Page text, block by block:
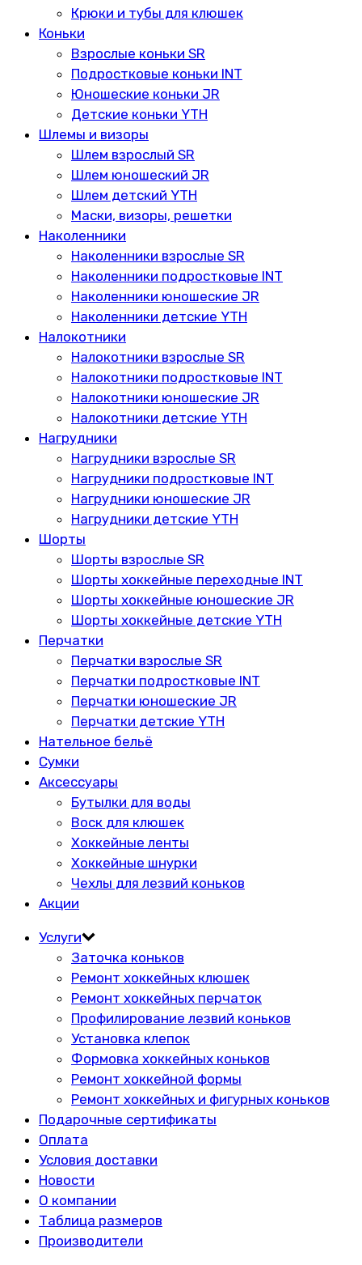
Крюки и тубы для клюшек
Коньки
Взрослые коньки SR
Подростковые коньки INT
Юношеские коньки JR
Детские коньки YTH
Шлемы и визоры
Шлем взрослый SR
Шлем юношеский JR
Шлем детский YTH
Маски, визоры, решетки
Наколенники
Наколенники взрослые SR
Наколенники подростковые INT
Наколенники юношеские JR
Наколенники детские YTH
Налокотники
Налокотники взрослые SR
Налокотники подростковые INT
Налокотники юношеские JR
Налокотники детские YTH
Нагрудники
Нагрудники взрослые SR
Нагрудники подростковые INT
Нагрудники юношеские JR
Нагрудники детские YTH
Шорты
Шорты взрослые SR
Шорты хоккейные переходные INT
Шорты хоккейные юношеские JR
Шорты хоккейные детские YTH
Перчатки
Перчатки взрослые SR
Перчатки подростковые INT
Перчатки юношеские JR
Перчатки детские YTH
Нательное бельё
Сумки
Аксессуары
Бутылки для воды
Воск для клюшек
Хоккейные ленты
Хоккейные шнурки
Чехлы для лезвий коньков
Акции
Услуги
Заточка коньков
Ремонт хоккейных клюшек
Ремонт хоккейных перчаток
Профилирование лезвий коньков
Установка клепок
Формовка хоккейных коньков
Ремонт хоккейной формы
Ремонт хоккейных и фигурных коньков
Подарочные сертификаты
Оплата
Условия доставки
Новости
О компании
Таблица размеров
Производители